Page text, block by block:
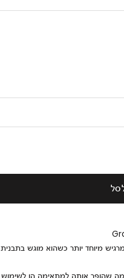
מיוחד יותר כשהוא מוגש בתבנית
מה שהופך אותה למתאימה הן לשימוש